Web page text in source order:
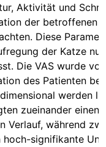
Aktivität und
der betroffenen
Diese
der Katze
Die VAS wurde
des Patienten
werden
zueinander einen
Verlauf, während
hoch-signifikante